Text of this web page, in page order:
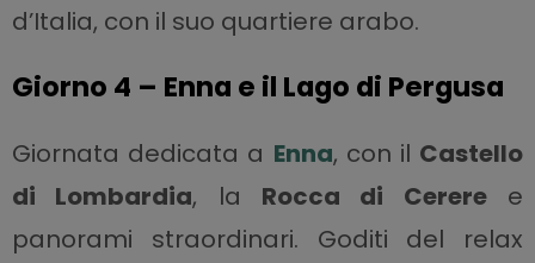
d’Italia, con il suo quartiere arabo.
Giorno 4 – Enna e il Lago di Pergusa
Giornata dedicata a Enna, con il Castello
di Lombardia, la Rocca di Cereree
panorami straordinari. Goditi del relax